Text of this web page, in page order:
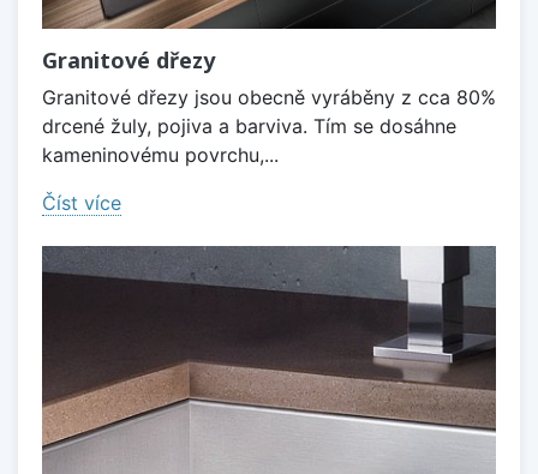
Granitové dřezy
Granitové dřezy jsou obecně vyráběny z cca 80%
drcené žuly, pojiva a barviva. Tím se dosáhne
kameninovému povrchu,...
Číst více